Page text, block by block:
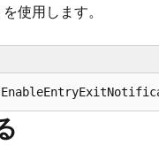
使用します。